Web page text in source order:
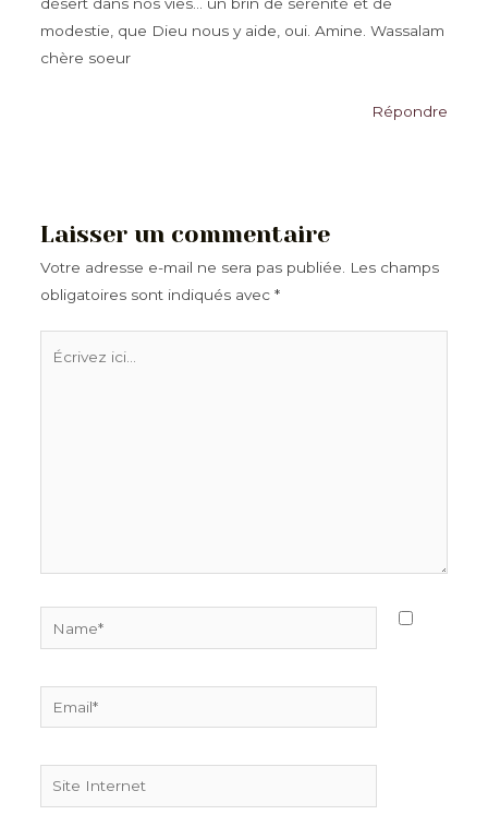
modestie, que Dieu nous y aide, oui. Amine. Wassalam
chère soeur
Répondre
Laisser un commentaire
Votre adresse e-mail ne sera pas publiée.
Les champs
obligatoires sont indiqués avec *
Site
Internet